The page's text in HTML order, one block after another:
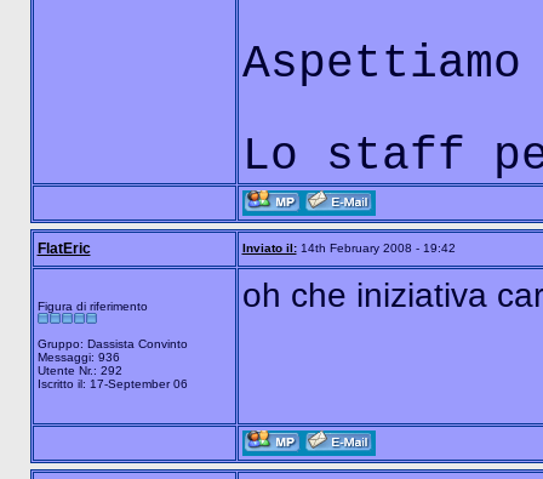
Lo staff
FlatEric Inviato il:14th February 2008 - 19:42
Figura di riferimento
Gruppo: Dassista Convinto
Messaggi: 936
Utente Nr.: 292
Iscritto il: 17-September 06
oh che iniziativa